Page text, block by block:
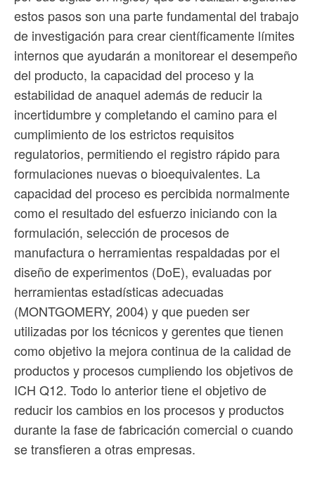
estos pasos son una parte fundamental del trabajo
de investigación para crear científicamente límites
internos que ayudarán a monitorear el desempeño
del producto, la capacidad del proceso y la
estabilidad de anaquel además de reducir la
incertidumbre y completando el camino para el
cumplimiento de los estrictos requisitos
regulatorios, permitiendo el registro rápido para
formulaciones nuevas o bioequivalentes. La
capacidad del proceso es percibida normalmente
como el resultado del esfuerzo iniciando con la
formulación, selección de procesos de
manufactura o herramientas respaldadas por el
diseño de experimentos (DoE), evaluadas por
herramientas estadísticas adecuadas
(MONTGOMERY, 2004) y que pueden ser
utilizadas por los técnicos y gerentes que tienen
como objetivo la mejora continua de la calidad de
productos y procesos cumpliendo los objetivos de
ICH Q12. Todo lo anterior tiene el objetivo de
reducir los cambios en los procesos y productos
durante la fase de fabricación comercial o cuando
se transfieren a otras empresas.